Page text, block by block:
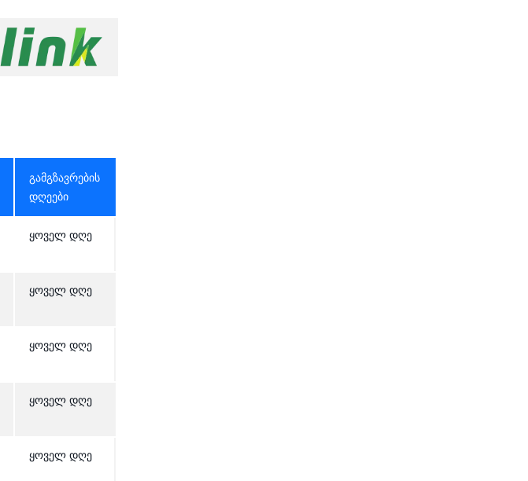
გამგზავრების
დღეები
ყოველ დღე
ყოველ დღე
ყოველ დღე
ყოველ დღე
ყოველ დღე